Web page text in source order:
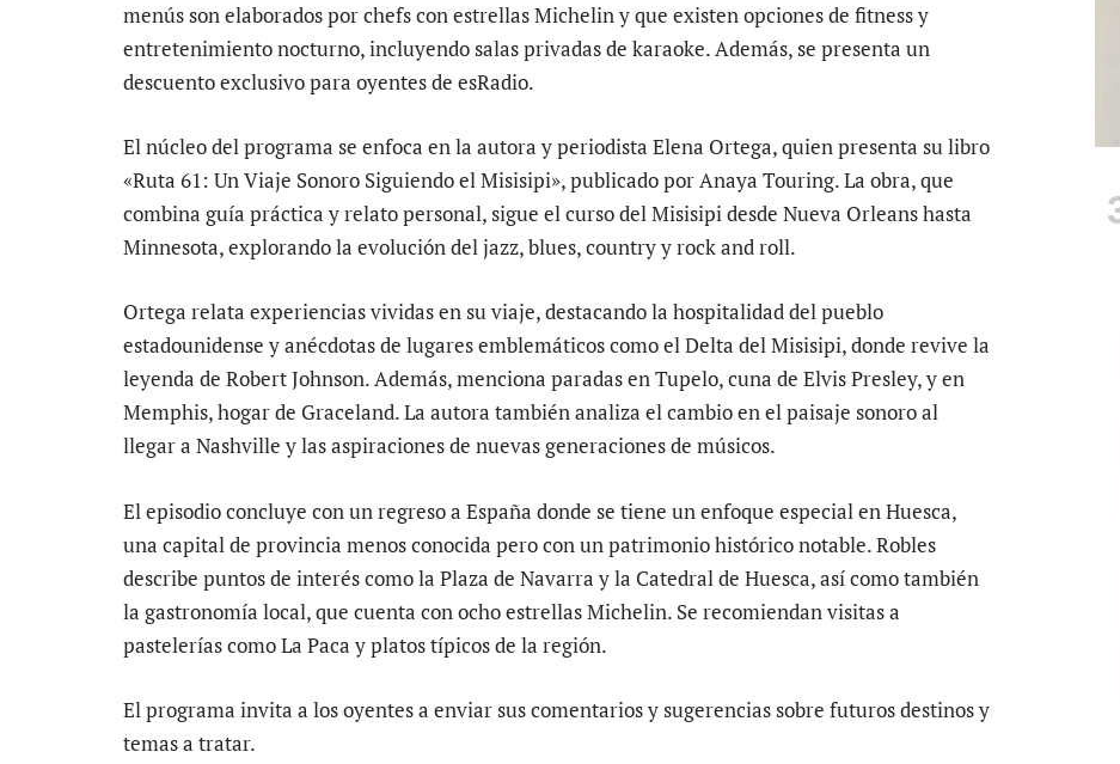
menús son elaborados por chefs con estrellas Michelin y que existen opciones de fitness y
entretenimiento nocturno, incluyendo salas privadas de karaoke. Además, se presenta un
descuento exclusivo para oyentes de esRadio.
El núcleo del programa se enfoca en la autora y periodista Elena Ortega, quien presenta su libro
«Ruta 61: Un Viaje Sonoro Siguiendo el Misisipi», publicado por Anaya Touring. La obra, que
combina guía práctica y relato personal, sigue el curso del Misisipi desde Nueva Orleans hasta
Minnesota, explorando la evolución del jazz, blues, country y rock and roll.
Ortega relata experiencias vividas en su viaje, destacando la hospitalidad del pueblo
estadounidense y anécdotas de lugares emblemáticos como el Delta del Misisipi, donde revive la
leyenda de Robert Johnson. Además, menciona paradas en Tupelo, cuna de Elvis Presley, y en
Memphis, hogar de Graceland. La autora también analiza el cambio en el paisaje sonoro al
llegar a Nashville y las aspiraciones de nuevas generaciones de músicos.
El episodio concluye con un regreso a España donde se tiene un enfoque especial en Huesca,
una capital de provincia menos conocida pero con un patrimonio histórico notable. Robles
describe puntos de interés como la Plaza de Navarra y la Catedral de Huesca, así como también
la gastronomía local, que cuenta con ocho estrellas Michelin. Se recomiendan visitas a
pastelerías como La Paca y platos típicos de la región.
El programa invita a los oyentes a enviar sus comentarios y sugerencias sobre futuros destinos y
temas a tratar.